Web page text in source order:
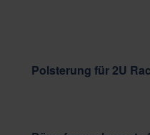
Polsterung für 2U